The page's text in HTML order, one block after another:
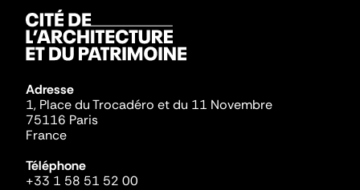
Adresse
1, Place du Trocadéro et du 11 Novembre
75116 Paris
France
Téléphone
+33 1 58 51 52 00